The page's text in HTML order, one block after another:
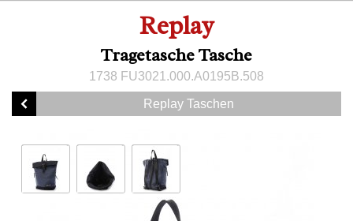
Replay
Tragetasche Tasche
1738 FU3021.000.A0195B.508
Replay Taschen